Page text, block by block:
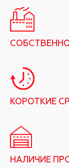
КОРОТКИЕ
НАЛИЧИЕ